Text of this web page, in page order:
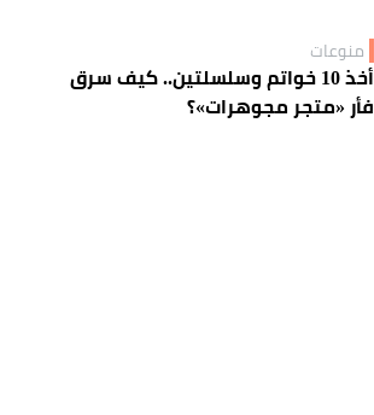
منوعات
أخذ 10 خواتم وسلسلتين.. كيف سرق
فأر «متجر مجوهرات»؟